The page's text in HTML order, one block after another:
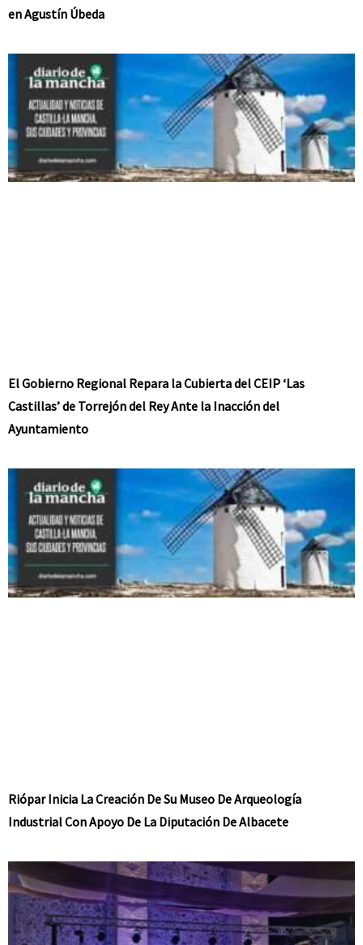
en Agustín Úbeda
El Gobierno Regional Repara la Cubierta del CEIP ‘Las
Castillas’ de Torrejón del Rey Ante la Inacción del
Ayuntamiento
Riópar Inicia La Creación De Su Museo De Arqueología
Industrial Con Apoyo De La Diputación De Albacete